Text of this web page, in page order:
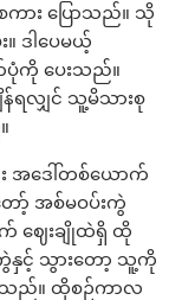
း ပြောသည်။ သို
ဒါပေမယ့်
ကို ပေးသည်။
န်ရလျှင် သူ့မိသားစု
အဒေါ်တစ်ယောက်
ာ့် အစ်မဝပ်းကွဲ
က် ဈေးချိုထဲရှိ ထို
နှင့် သွားတော့ သူ့ကို
ည်။ ထိုစဉ်ကာလ